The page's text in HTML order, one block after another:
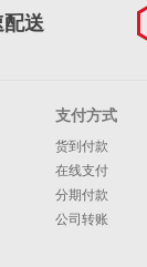
配送
支付方式
货到付款
在线支付
分期付款
公司转账